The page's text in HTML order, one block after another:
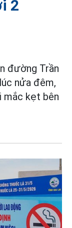
2
đường Trần
nửa đêm,
mắc kẹt bên